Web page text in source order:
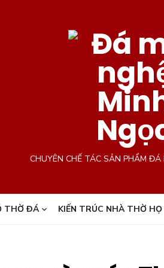
CHUYÊN CHẾ TÁC SẢN PHẨM ĐÁ
THỜ ĐÁ KIẾN TRÚC NHÀ THỜ